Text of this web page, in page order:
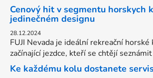
Cenový hit v segmentu horskych
jedinečném designu
28.12.2024
FUJI Nevada je ideální rekreační
začínající jezdce, kteří se chtějí
Ke každému kolu dostanete